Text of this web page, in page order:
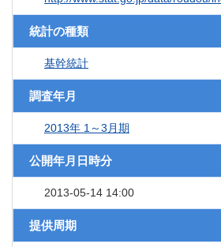
統計の種類
基幹統計
調査年月
2013年 1～3月期
公開年月日時分
2013-05-14 14:00
提供周期